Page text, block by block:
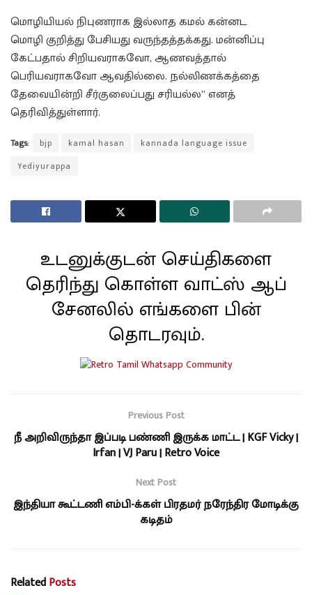
மொழியியல் நிபுணராக இல்லாத கமல் கன்னட
மொழி குறித்து பேசியது வருந்தத்தக்கது. மன்னிப்பு
கேட்பதால் சிறியவராகவோ, ஆணவத்தால்
பெரியவராகவோ ஆவதில்லை. நல்லிணக்கத்தை
தேவையின்றி சீர்குலைப்பது சரியல்ல” எனத்
தெரிவித்துள்ளார்.
Tags: bjp kamal hasan
kannada language issue
Yediyurappa
உடனுக்குடன் செய்திகளை
தெரிந்து கொள்ள வாட்ஸ் ஆப்
சேனலில் எங்களை பின்
தொடரவும்.
Previous Post
நீ அறிவிருந்தா இப்படி பண்ணி இருக்க மாட்ட | KGF Vicky |
Irfan | VJ Paru | Retro Voice
Next Post
இந்தியா கூட்டணி எம்பி-க்கள் பிரதமர் நரேந்திர மோடிக்கு
கடிதம்
RelatedPosts